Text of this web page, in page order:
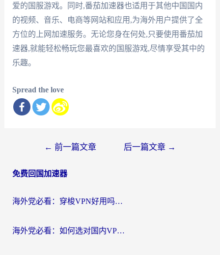
爱的国服游戏。同时,番茄加速器也适用于其他中国国内
的视频、音乐、电商等网站和应用,为海外用户提供了全
方位的上网加速服务。无论您身在何处,只要使用番茄加
速器,就能轻松畅玩您最喜欢的国服游戏,尽情享受其中的
乐趣。
Spread the love
导
← 前一篇文章 后一篇文章 →
免费回国加速器
海外党必看：穿梭VPN好用吗？和云帆VPN对比哪个回国效果更好？附真实测评+避坑指南
海外党必看：如何选对国内VPN，实现无缝访问国内资源？